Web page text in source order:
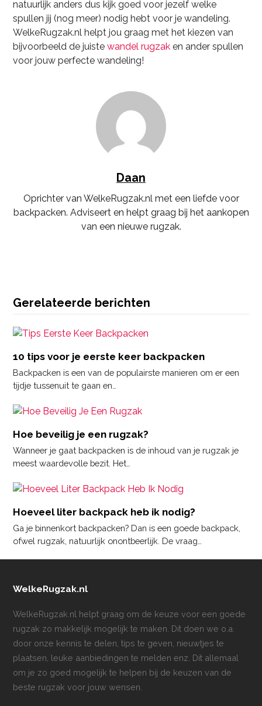
natuurlijk anders dus kijk goed voor jezelf welke
spullen jij (nog meer) nodig hebt voor je wandeling.
WelkeRugzak.nl helpt jou graag met het kiezen van
bijvoorbeeld de juistewandel rugzak en ander spullen
voor jouw perfecte wandeling!
Daan
Oprichter van WelkeRugzak.nl met een liefde voor
backpacken. Adviseert en helpt graag bij het aankopen
van een nieuwe rugzak.
Gerelateerde berichten
10 tips voor je eerste keer backpacken
Backpacken is een van de populairste manieren om er een
tijdje tussenuit te gaan en…
Hoe beveilig je een rugzak?
Wanneer je gaat backpacken is de inhoud van je rugzak je
meest waardevolle bezit. Het…
Hoeveel liter backpack heb ik nodig?
Ga je binnenkort backpacken? Dan is een goede backpack,
ofwel rugzak, natuurlijk onontbeerlijk. De vraag…
WelkeRugzak.nl
WelkeRugzak.nl helpt graag om de keuze voor een goede
rugzak zo makkelijk mogelijk te maken. Dit doen we o.a.
door onze kennis te delen, tips te geven, nieuwtjes te
plaatsen, leuke aanbiedingen te melden enz. Dit allemaal
om je zo goed mogelijk te helpen bij de keuzen van de
beste rugzak voor jouw wensen.